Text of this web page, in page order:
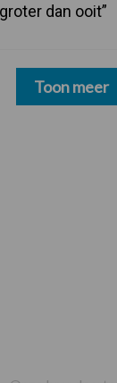
groter dan ooit”
Toon meer